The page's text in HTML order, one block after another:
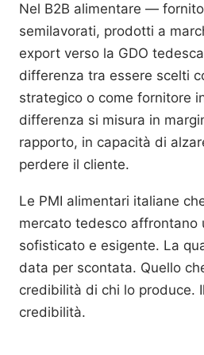
Nel B2B alimentare —
semilavorati, prodotti a
export verso la GDO
differenza tra essere scelti
strategico o come fornitore
differenza si misura in
rapporto, in capacità di
perdere il cliente.
Le PMI alimentari italiane
mercato tedesco affrontano
sofisticato e esigente. La
data per scontata. Quello
credibilità di chi lo produce.
credibilità.